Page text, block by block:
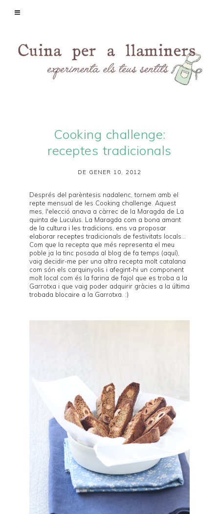
Cooking challenge:
receptes tradicionals
DE GENER 10, 2012
Després del parèntesis nadalenc, tornem amb el
repte mensual de les Cooking challenge . Aquest
mes, l'elecció anava a càrrec de la Maragda de La
quinta de Luculus . La Maragda com a bona amant
de la cultura i les tradicions, ens va proposar
elaborar receptes tradicionals de festivitats locals...
Com que la recepta que més representa el meu
poble ja la tinc posada al blog de fa temps (aquí),
vaig decidir-me per una altra recepta molt catalana
com són els carquinyolis i afegint-hi un component
molt local com és la farina defajol que es troba a la
Garrotxa i que vaig poder adquirir gràcies a la última
trobada blocaire a la Garrotxa . :)